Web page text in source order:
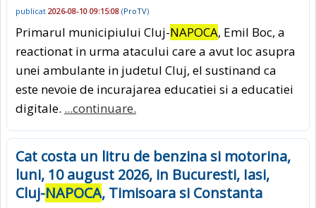
publicat 2026-08-10 09:15:08 (ProTV)
Primarul municipiului Cluj-NAPOCA, Emil Boc, a
reactionat in urma atacului care a avut loc asupra
unei ambulante in judetul Cluj, el sustinand ca
este nevoie de incurajarea educatiei si a educatiei
digitale. ...continuare.
Cat costa un litru de benzina si motorina,
luni, 10 august 2026, in Bucuresti, Iasi,
Cluj-NAPOCA, Timisoara si Constanta